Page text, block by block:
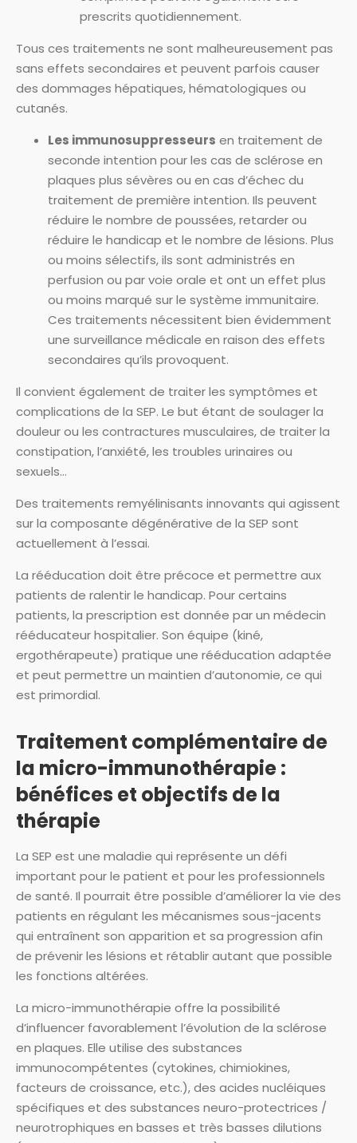
prescrits quotidiennement.
Tous ces traitements ne sont malheureusement pas
sans effets secondaires et peuvent parfois causer
des dommages hépatiques, hématologiques ou
cutanés.
Les immunosuppresseurs en traitement de
seconde intention pour les cas de sclérose en
plaques plus sévères ou en cas d’échec du
traitement de première intention. Ils peuvent
réduire le nombre de poussées, retarder ou
réduire le handicap et le nombre de lésions. Plus
ou moins sélectifs, ils sont administrés en
perfusion ou par voie orale et ont un effet plus
ou moins marqué sur le système immunitaire.
Ces traitements nécessitent bien évidemment
une surveillance médicale en raison des effets
secondaires qu’ils provoquent.
Il convient également de traiter les symptômes et
complications de la SEP. Le but étant de soulager la
douleur ou les contractures musculaires, de traiter la
constipation, l’anxiété, les troubles urinaires ou
sexuels…
Des traitements remyélinisants innovants qui agissent
sur la composante dégénérative de la SEP sont
actuellement à l’essai.
La rééducation doit être précoce et permettre aux
patients de ralentir le handicap. Pour certains
patients, la prescription est donnée par un médecin
rééducateur hospitalier. Son équipe (kiné,
ergothérapeute) pratique une rééducation adaptée
et peut permettre un maintien d’autonomie, ce qui
est primordial.
Traitement complémentaire de
la micro-immunothérapie :
bénéfices et objectifs de la
thérapie
La SEP est une maladie qui représente un défi
important pour le patient et pour les professionnels
de santé. Il pourrait être possible d’améliorer la vie des
patients en régulant les mécanismes sous-jacents
qui entraînent son apparition et sa progression afin
de prévenir les lésions et rétablir autant que possible
les fonctions altérées.
La micro-immunothérapie offre la possibilité
d’influencer favorablement l’évolution de la sclérose
en plaques. Elle utilise des substances
immunocompétentes (cytokines, chimiokines,
facteurs de croissance, etc.), des acides nucléiques
spécifiques et des substances neuro-protectrices /
neurotrophiques en basses et très basses dilutions